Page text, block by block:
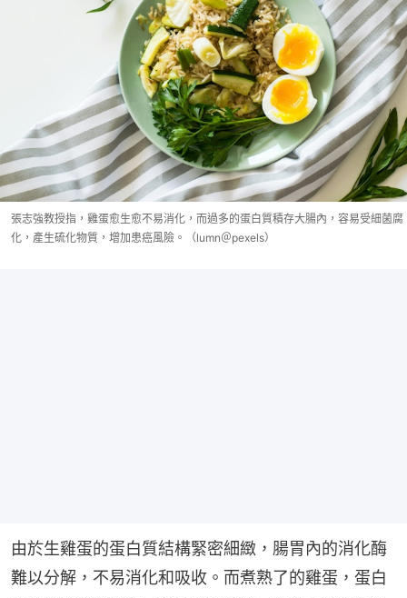
張志強教授指，雞蛋愈生愈不易消化，而過多的蛋白質積存大腸內，容易受細菌腐
化，產生硫化物質，增加患癌風險。（lumn＠pexels）
由於生雞蛋的蛋白質結構緊密細緻，腸胃內的消化酶
難以分解，不易消化和吸收。而煮熟了的雞蛋，蛋白